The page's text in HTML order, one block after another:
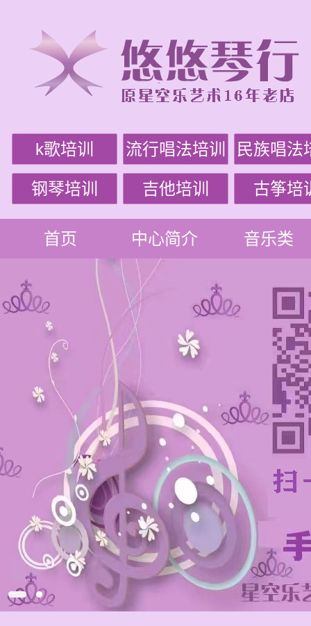
k歌培训 流行唱法培训 民族唱法
钢琴培训 吉他培训 古筝培
首页 中心简介 音乐类